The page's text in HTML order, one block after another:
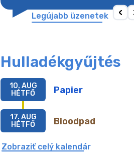
Legújabb üzenetek
Hulladékgyűjtés
Papier
10. AUG
HÉTFŐ
Bioodpad
17. AUG
HÉTFŐ
Zobraziť celý kalendár